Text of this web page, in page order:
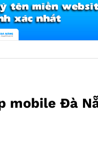
mobile Đà